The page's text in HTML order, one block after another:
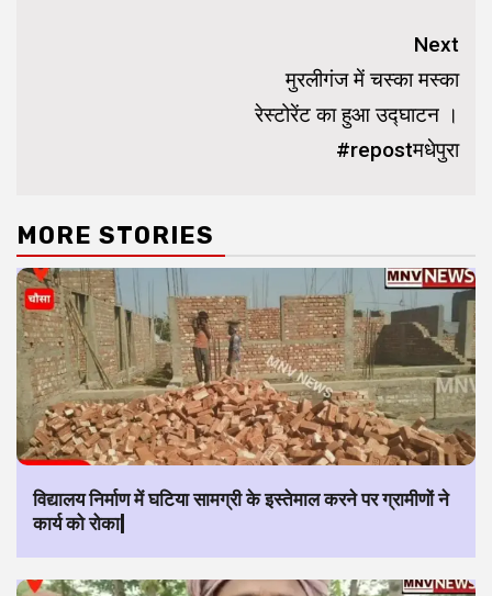
Next
मुरलीगंज में चस्का मस्का
रेस्टोरेंट का हुआ उद्घाटन ।
#repostमधेपुरा
MORE STORIES
विद्यालय निर्माण में घटिया सामग्री के इस्तेमाल करने पर ग्रामीणों ने
कार्य को रोका|